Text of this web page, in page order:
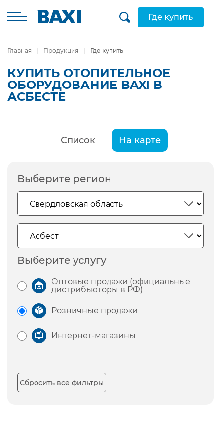
Где купить
Главная Продукция Где купить
КУПИТЬ ОТОПИТЕЛЬНОЕ
ОБОРУДОВАНИЕ BAXI В
АСБЕСТЕ
Список На карте
Выберите регион
Выберите услугу
Оптовые продажи (официальные
дистрибьюторы в РФ)
Розничные продажи
Интернет-магазины
Сбросить все фильтры